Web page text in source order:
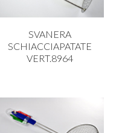
SVANERA
SCHIACCIAPATATE
VERT.8964